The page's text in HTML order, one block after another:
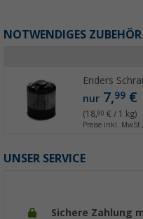
NOTWENDIGES ZUBEHÖR
Enders
nur7,99€
(18,80 € / 1 kg)
Preise inkl.
UNSER SERVICE
Sichere Zahlung